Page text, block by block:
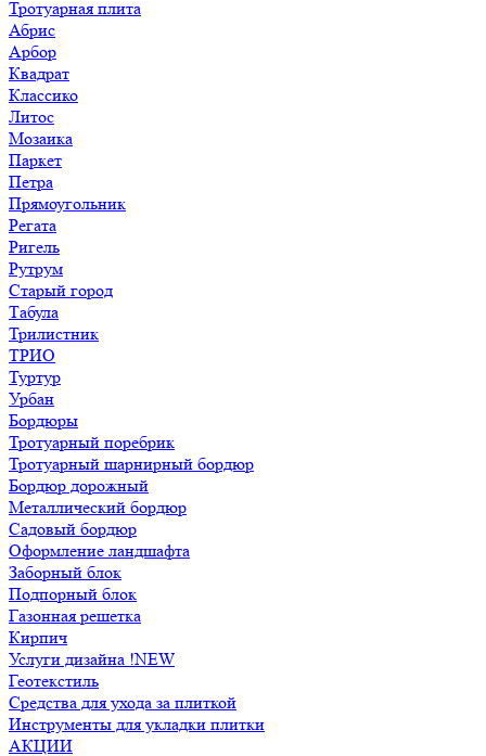
Тротуарная плита
Абрис
Арбор
Квадрат
Классико
Литос
Мозаика
Паркет
Петра
Прямоугольник
Регата
Ригель
Рутрум
Старый город
Табула
Трилистник
ТРИО
Туртур
Урбан
Бордюры
Тротуарный поребрик
Тротуарный шарнирный бордюр
Бордюр дорожный
Металлический бордюр
Садовый бордюр
Оформление ландшафта
Заборный блок
Подпорный блок
Газонная решетка
Кирпич
Услуги дизайна !NEW
Геотекстиль
Средства для ухода за плиткой
Инструменты для укладки плитки
АКЦИИ